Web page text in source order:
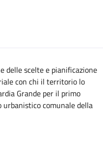
delle scelte e pianificazione
con chi il territorio lo
Grande per il primo
comunale della